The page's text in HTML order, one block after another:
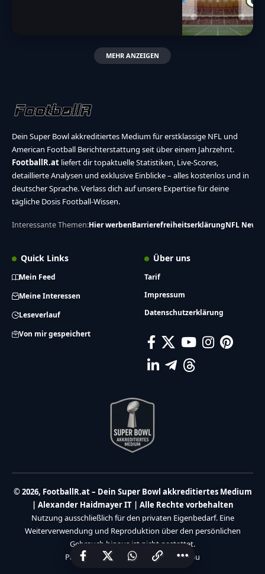
MEHR ANZEIGEN
Dein Super Bowl akkreditiertes Medium für erstklassige NFL und
American Football Berichterstattung seit über einem Jahrzehnt.
FootballR.at liefert dir topaktuelle Statistiken, Live-Scores,
detaillierte Analysen und exklusive Einblicke – alles kostenlos und in
deutscher Sprache. Verlass dich auf unsere Expertise für deine
tägliche Dosis Football-Wissen.
Interessante Themen:Hier werbenBarrierefreiheitserklärungNFL News
Quick Links
Mein Feed
Meine Interessen
Leseverlauf
Von mir gespeichert
Über uns
Tarif
Impressum
Datenschutzerklärung
© 2026, FootballR.at – Dein Super Bowl akkreditiertes Medium
| Alexander Haidmayer IT | Alle Rechte vorbehalten
Nutzung ausschließlich für den privaten Eigenbedarf. Eine
Weiterverwendung und Reproduktion über den persönlichen
Gebrauch hinaus ist nicht gestattet.
Partner:
Haidmayer IT We Care 4 You